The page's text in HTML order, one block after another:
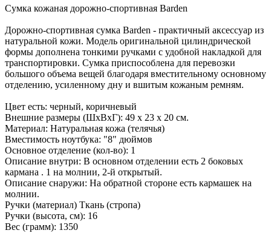
Сумка кожаная дорожно-спортивная Barden
Дорожно-спортивная сумка Barden - практичный аксессуар из
натуральной кожи. Модель оригинальной цилиндрической
формы дополнена тонкими ручками с удобной накладкой для
транспортировки. Сумка приспособлена для перевозки
большого объема вещей благодаря вместительному основному
отделению, усиленному дну и вшитым кожаным ремням.
Цвет есть: черный, коричневый
Внешние размеры (ШхВхГ): 49 х 23 х 20 см.
Материал: Натуральная кожа (телячья)
Вместимость ноутбука: "8" дюймов
Основное отделение (кол-во): 1
Описание внутри: В основном отделении есть 2 боковых
кармана . 1 на молнии, 2-й открытый.
Описание снаружи: На обратной стороне есть кармашек на
молнии.
Ручки (материал) Ткань (стропа)
Ручки (высота, см): 16
Вес (грамм): 1350